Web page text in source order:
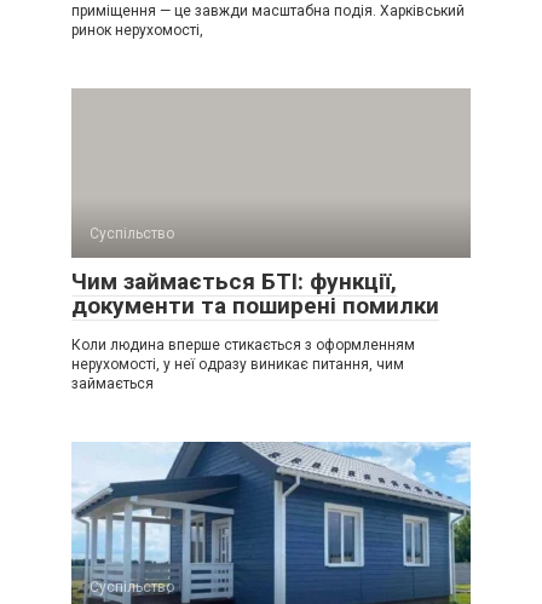
приміщення — це завжди масштабна подія. Харківський
ринок нерухомості,
Суспільство
Чим займається БТІ: функції,
документи та поширені помилки
Коли людина вперше стикається з оформленням
нерухомості, у неї одразу виникає питання, чим
займається
Суспільство